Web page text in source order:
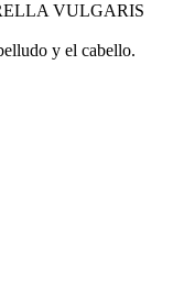
VULGARIS
y el cabello.